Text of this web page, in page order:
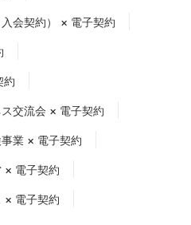
会契約） × 電子契約
約
交流会 × 電子契約
業 × 電子契約
× 電子契約
× 電子契約